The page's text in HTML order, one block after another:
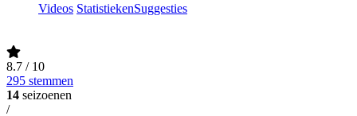
Videos StatistiekenSuggesties
8.7 / 10
295 stemmen
14 seizoenen
/